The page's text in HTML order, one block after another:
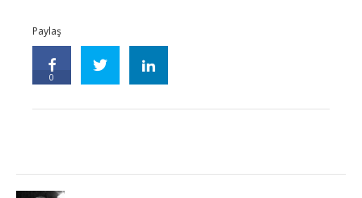
Paylaş
0